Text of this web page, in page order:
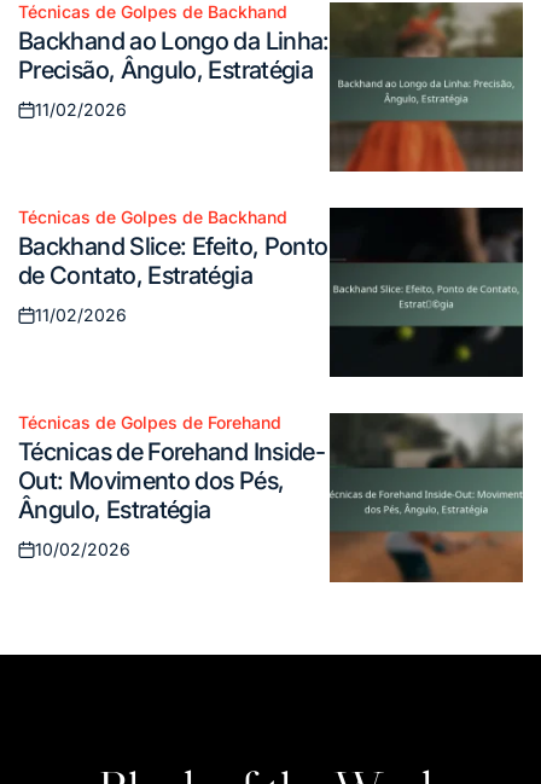
Posted
in
Técnicas de Golpes de Backhand
Backhand ao Longo da Linha:
Precisão, Ângulo, Estratégia
Posted
11/02/2026
Posted
in
Técnicas de Golpes de Backhand
Backhand Slice: Efeito, Ponto
de Contato, Estratégia
Posted
11/02/2026
Posted
in
Técnicas de Golpes de Forehand
Técnicas de Forehand Inside-
Out: Movimento dos Pés,
Ângulo, Estratégia
Posted
10/02/2026